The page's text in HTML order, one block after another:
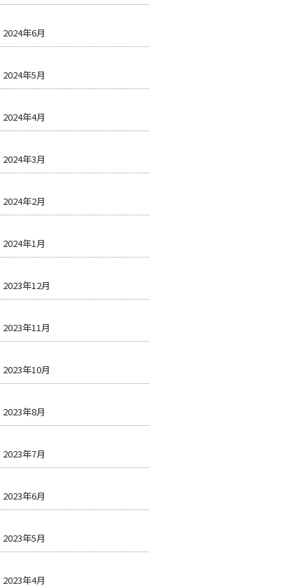
2024年6月
2024年5月
2024年4月
2024年3月
2024年2月
2024年1月
2023年12月
2023年11月
2023年10月
2023年8月
2023年7月
2023年6月
2023年5月
2023年4月